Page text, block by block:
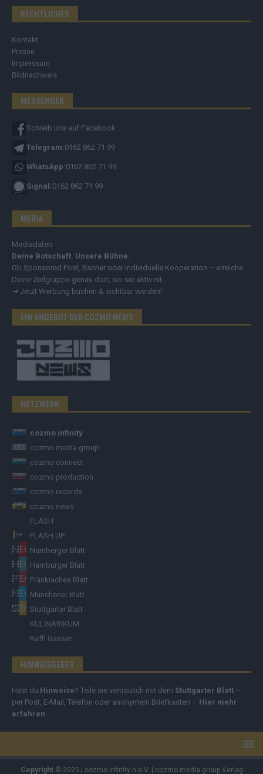
RECHTLICHES
Kontakt
Presse
Impressum
Bildnachweis
MESSENGER
Schreib uns auf Facebook
Telegram:0162 862 71 99
WhatsApp:0162 862 71 99
Signal:0162 862 71 99
MEDIA
Mediadaten
Deine Botschaft. Unsere Bühne.
Ob Sponsored Post, Banner oder individuelle Kooperation – erreiche
Deine Zielgruppe genau dort, wo sie aktiv ist.
➔ Jetzt Werbung buchen & sichtbar werden!
EIN ANGEBOT DER COZMO NEWS
NETZWERK
cozmo infinity
cozmo media group
cozmo connect
cozmo production
cozmo records
cozmo news
FLASH
FLASH UP
Nürnberger Blatt
Hamburger Blatt
Fränkisches Blatt
Münchener Blatt
Stuttgarter Blatt
KULINARIKUM.
Raffi Gasser
HINWEISGEBER
Hast du Hinweise? Teile sie vertraulich mit dem Stuttgarter Blatt –
per Post, E-Mail, Telefon oder anonymem Briefkasten – Hier mehr
erfahren.
Copyright© 2025 | cozmo infinity n.e.V. | cozmo media group Verlag